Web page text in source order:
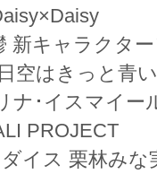
新キャラクタ
空はきっと青
ナ･イスマイー
PROJECT
イス 栗林みな